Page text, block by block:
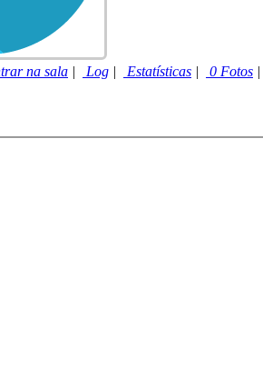
na sala | Log | Estatísticas | 0 Fotos